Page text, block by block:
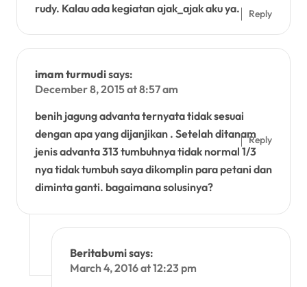
rudy. Kalau ada kegiatan ajak_ajak aku ya.
Reply
imam turmudisays:
December 8, 2015 at 8:57 am
benih jagung advanta ternyata tidak sesuai
dengan apa yang dijanjikan . Setelah ditanam
jenis advanta 313 tumbuhnya tidak normal 1/3
nya tidak tumbuh saya dikomplin para petani dan
diminta ganti. bagaimana solusinya?
Reply
Beritabumisays:
March 4, 2016 at 12:23 pm